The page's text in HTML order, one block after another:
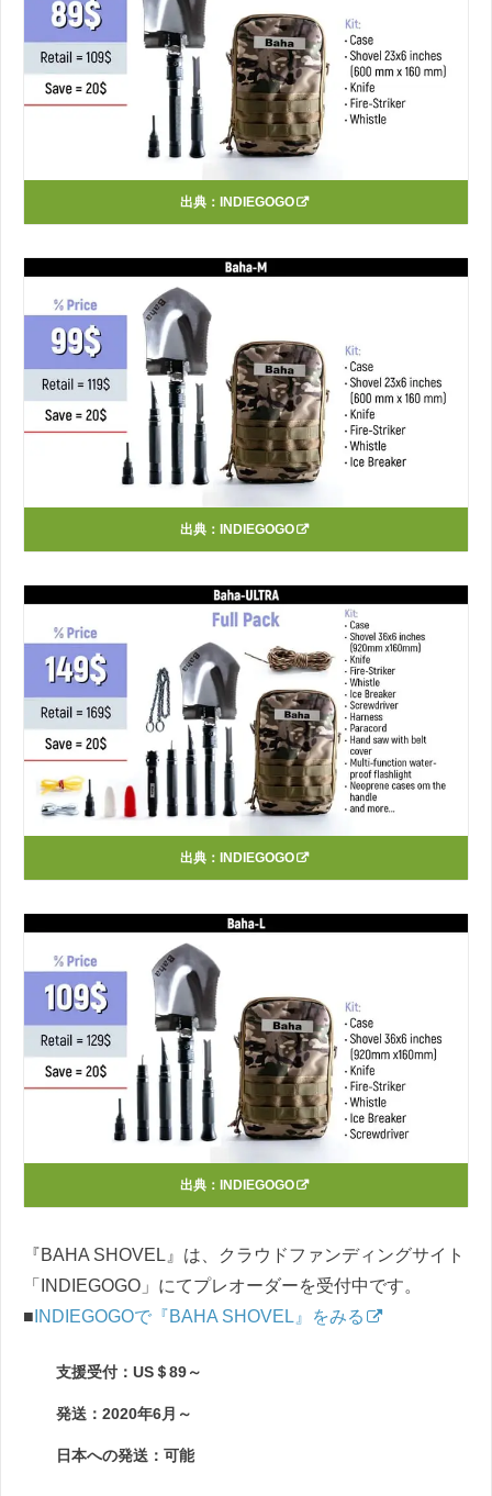
出典： INDIEGOGO
出典： INDIEGOGO
出典： INDIEGOGO
出典： INDIEGOGO
『BAHA SHOVEL』は、クラウドファンディングサイト
「INDIEGOGO」にてプレオーダーを受付中です。
■ INDIEGOGOで『BAHA SHOVEL』をみる
支援受付：US＄89～
発送：2020年6月～
日本への発送：可能